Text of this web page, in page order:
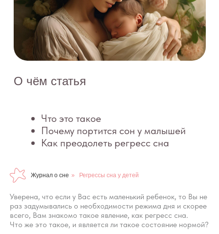
Что это такое
Почему портится сон у малышей
Как преодолеть регресс сна
О чём статья
Журнал о сне » Регрессы сна у детей
Уверена, что если у Вас есть маленький ребенок, то Вы не
раз задумывались о необходимости режима дня и скорее
всего, Вам знакомо такое явление, как регресс сна.
Что же это такое, и является ли такое состояние нормой?